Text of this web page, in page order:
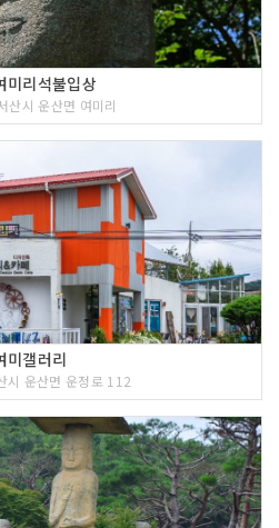
미리석불입상
산시 운산면 여미리
미갤러리
시 운산면 운정로 112